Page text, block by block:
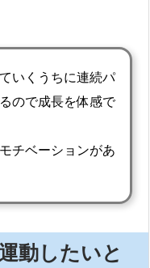
いくうちに連続パ
ので成長を体感で
チベーションがあ
動したいと